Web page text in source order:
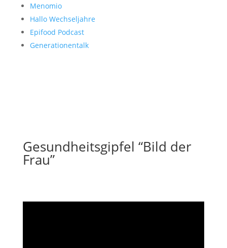
Menomio
Hallo Wechseljahre
Epifood Podcast
Generationentalk
Gesundheitsgipfel “Bild der
Frau”